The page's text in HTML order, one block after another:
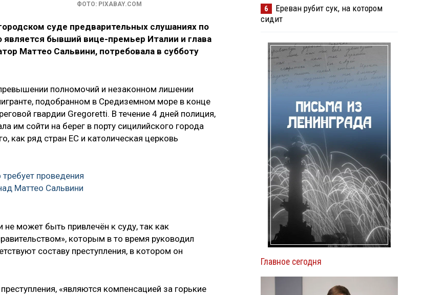
ФОТО: PIXABAY.COM
суде предварительных слушаниях по
бывший вице-премьер Италии и глава
Маттео Сальвини, потребовала в субботу
полномочий и незаконном лишении
подобранном в Средиземном море в конце
гвардии Gregoretti. В течение 4 дней полиция,
сойти на берег в порту сицилийского города
как ряд стран ЕС и католическая церковь
проведения
Маттео Сальвини
может быть привлечён к суду, так как
которым в то время руководил
составу преступления, в котором он
«являются компенсацией за горькие
6
Ереван рубит сук, на котором
сидит
Главное сегодня